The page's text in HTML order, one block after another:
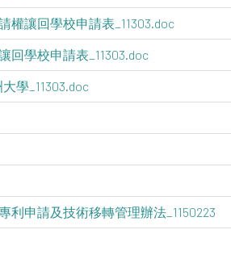
權讓回學校申請表_11303.doc
回學校申請表_11303.doc
學_11303.doc
利申請及技術移轉管理辦法_1150223